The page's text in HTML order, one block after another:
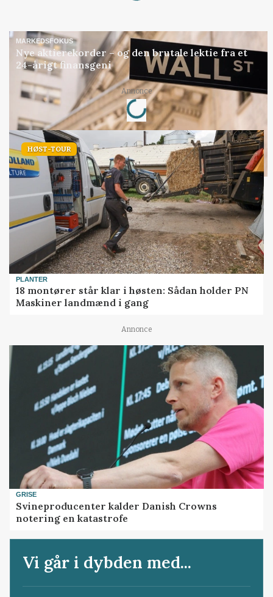
MARKEDSFOKUS
Nye aktierekorder – og den brutale lektie fra et
24-årigt finansgeni
Annonce
Loading...
HØST-TOUR
PLANTER
18 montører står klar i høsten: Sådan holder PN
Maskiner landmænd i gang
Annonce
GRISE
Svineproducenter kalder Danish Crowns
notering en katastrofe
Vi går i dybden med...